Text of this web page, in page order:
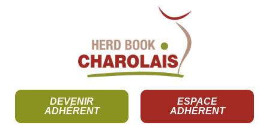
DEVENIR
ADHÉRENT
ESPACE
ADHÉRENT